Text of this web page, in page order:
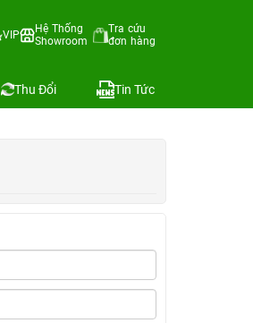
VIP
Hệ Thống
Showroom
Tra cứu
đơn hàng
Thu Đổi Tin Tức